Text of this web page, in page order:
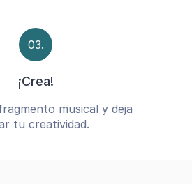
03.
¡Crea!
musical y deja
tu creatividad.